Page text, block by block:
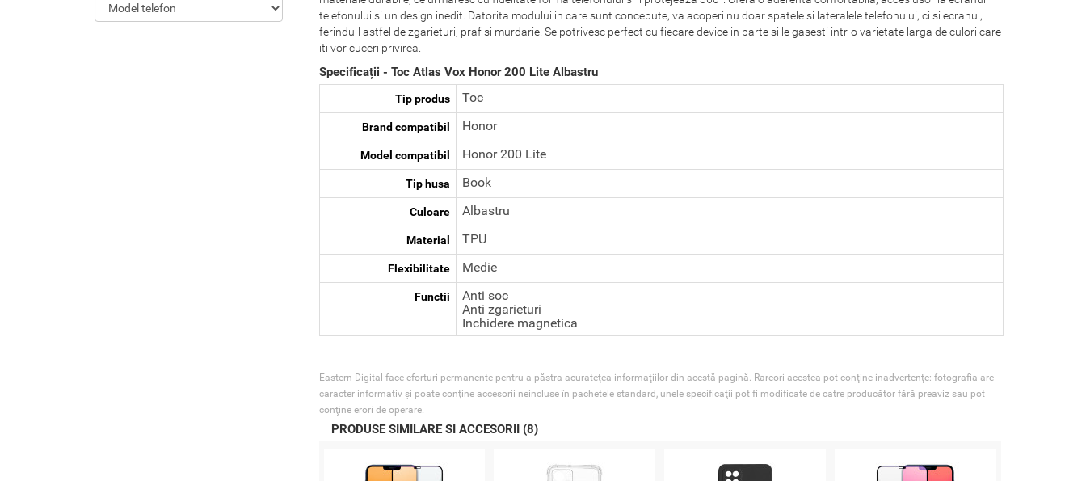
telefonului si un design inedit. Datorita modului in care sunt concepute, va acoperi nu doar spatele si lateralele telefonului, ci si ecranul,
ferindu-l astfel de zgarieturi, praf si murdarie. Se potrivesc perfect cu fiecare device in parte si le gasesti intr-o varietate larga de culori care
iti vor cuceri privirea.
Specificații - Toc Atlas Vox Honor 200 Lite Albastru
Tip produs Toc
Brand compatibil Honor
Model compatibil Honor 200 Lite
Tip husa Book
Culoare Albastru
Material TPU
Flexibilitate Medie
Functii
Anti soc
Anti zgarieturi
Inchidere magnetica
Eastern Digital face eforturi permanente pentru a păstra acurateţea informaţiilor din acestă pagină. Rareori acestea pot conţine inadvertenţe: fotografia are
caracter informativ şi poate conţine accesorii neincluse în pachetele standard, unele specificaţii pot fi modificate de catre producător fără preaviz sau pot
conţine erori de operare.
PRODUSE SIMILARE SI ACCESORII (8)